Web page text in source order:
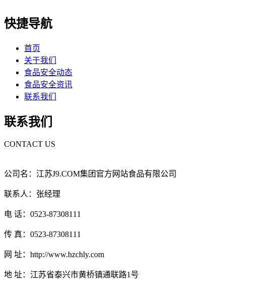
快捷导航
首页
关于我们
食品安全动态
食品安全资讯
联系我们
联系我们
CONTACT US
公司名：江苏J9.COM集团官方网站食品有限公司
联系人：张经理
电 话：0523-87308111
传 真：0523-87308111
网 址：http://www.hzchly.com
地 址：江苏省泰兴市黄桥镇通联路1号